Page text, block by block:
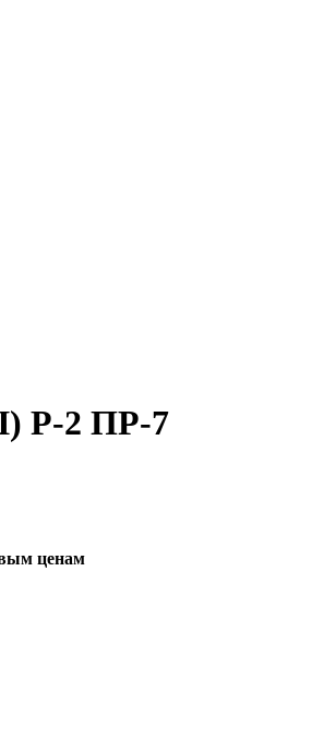
P-2 ПР-7
ценам